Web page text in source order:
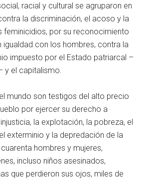
racial y cultural se agruparon en
la discriminación, el acoso y la
feminicidios, por su reconocimiento
igualdad con los hombres, contra la
impuesto por el Estado patriarcal –
y el capitalismo.
mundo son testigos del alto precio
por ejercer su derecho a
la explotación, la pobreza, el
exterminio y la depredación de la
hombres y mujeres,
incluso niños asesinados,
que perdieron sus ojos, miles de